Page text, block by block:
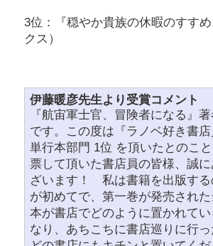
3位：『穏やか貴族の休暇のすす
クス）
伊藤暖彦先生より受賞コメント
『航宙軍士官、冒険者になる』
です。この度は『ラノベ好き書店
単行本部門 1位 を頂いたとのこ
票して頂いた書店員の皆様、誠
ざいます！ 私は書籍を出版する
が初めてで、第一巻が発売され
本が書店でどのように置かれて
なり、あちこちに書店巡りに行っ